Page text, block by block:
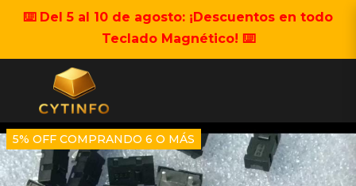
⌨️ Del 5 al 10 de agosto: ¡Descuentos en todo
Teclado Magnético! ⌨️
5% OFF COMPRANDO 6 O MÁS